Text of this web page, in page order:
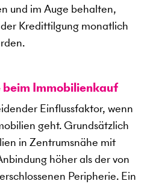
und im Auge behalten,
Kredittilgung monatlich
Immobilienkauf
Einflussfaktor, wenn
geht. Grundsätzlich
in Zentrumsnähe mit
höher als der von
Peripherie. Ein